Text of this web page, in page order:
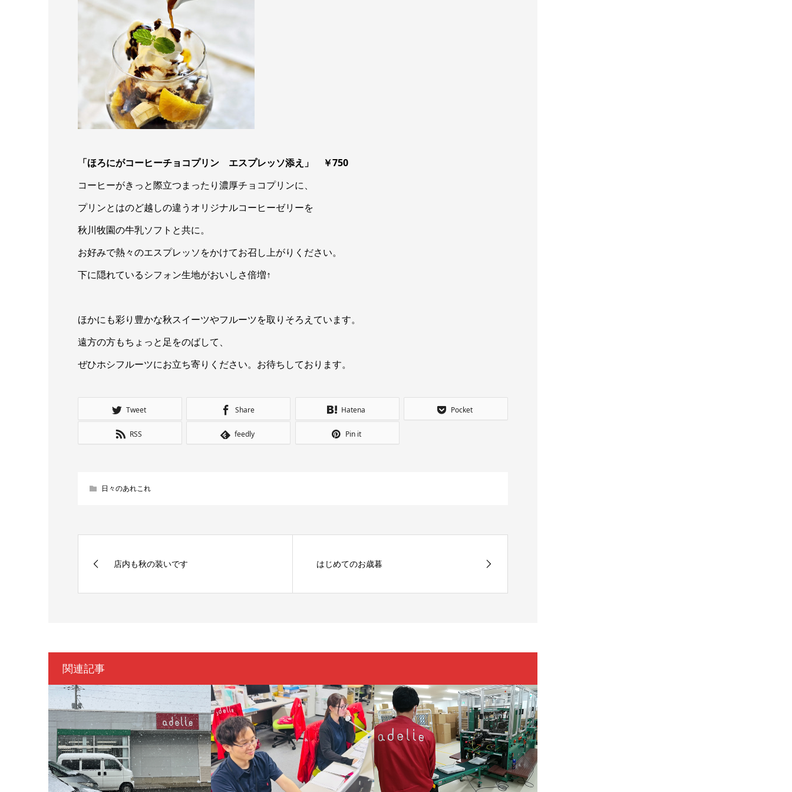
「ほろにがコーヒーチョコプリン エスプレッソ添え」 ￥750
コーヒーがきっと際立つまったり濃厚チョコプリンに、
プリンとはのど越しの違うオリジナルコーヒーゼリーを
秋川牧園の牛乳ソフトと共に。
お好みで熱々のエスプレッソをかけてお召し上がりください。
下に隠れているシフォン生地がおいしさ倍増↑
ほかにも彩り豊かな秋スイーツやフルーツを取りそろえています。
遠方の方もちょっと足をのばして、
ぜひホシフルーツにお立ち寄りください。お待ちしております。
Tweet Share Hatena Pocket
RSS feedly Pin it
日々のあれこれ
店内も秋の装いです はじめてのお歳暮
関連記事